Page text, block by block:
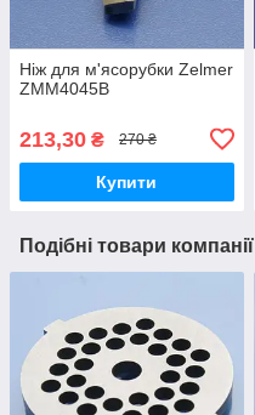
Ніж для м'ясорубки Zelmer
ZMM4045B
213,30 ₴ 270 ₴
Купити
Подібні товари компанії